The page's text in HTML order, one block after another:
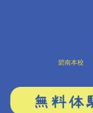
碧南本校